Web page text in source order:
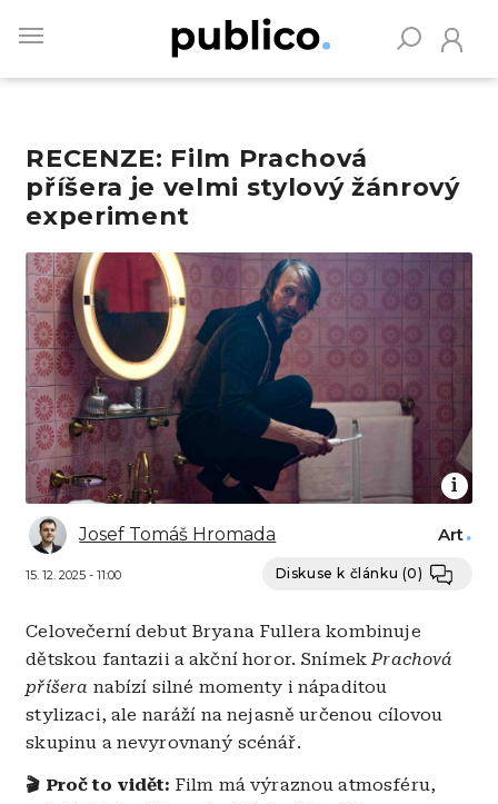
main
RECENZE: Film Prachová
příšera je velmi stylový žánrový
experiment
Obrázek
Josef Tomáš Hromada
15. 12. 2025 - 11:00
Art
Diskuse k článku (0)
Celovečerní debut Bryana Fullera kombinuje
dětskou fantazii a akční horor. SnímekPrachová
příšera nabízí silné momenty i nápaditou
stylizaci, ale naráží na nejasně určenou cílovou
skupinu a nevyrovnaný scénář.
🎬 Proč to vidět: Film má výraznou atmosféru,
Vyhledávejte na Publiku